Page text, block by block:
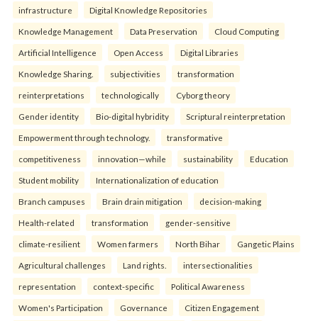
infrastructure Digital Knowledge Repositories
Knowledge Management Data Preservation Cloud Computing
Artificial Intelligence Open Access Digital Libraries
Knowledge Sharing. subjectivities transformation
reinterpreta⁠tions tec⁠hnologically Cyborg theory
Gender identity Bio-digital hybridity Scriptural reinterpretation
Empowerment through technology. transformative
competitiveness innovation—while sustainability Education
Student mobility Internationalization of education
Branch campuses Brain drain mitigation decision-making
Health-related transformation gender-sensitive
climate-resilient Women farmers North Bihar Gangetic Plains
Agricultural challenges Land rights. intersectionalities
representation context-specific Political Awareness
Women's Participation Governance Citizen Engagement